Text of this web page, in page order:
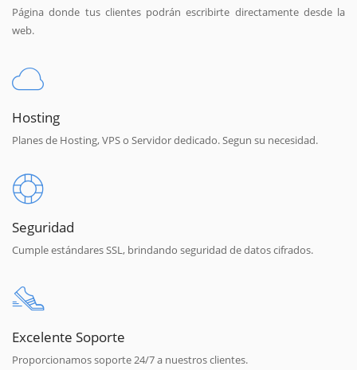
Página donde tus clientes podrán escribirte directamente desde la
web.
Hosting
Planes de Hosting, VPS o Servidor dedicado. Segun su necesidad.
Seguridad
Cumple estándares SSL, brindando seguridad de datos cifrados.
Excelente Soporte
Proporcionamos soporte 24/7 a nuestros clientes.